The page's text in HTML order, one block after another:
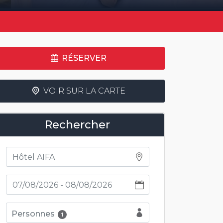
RÉSERVER
VOIR SUR LA CARTE
Rechercher
Personnes 1